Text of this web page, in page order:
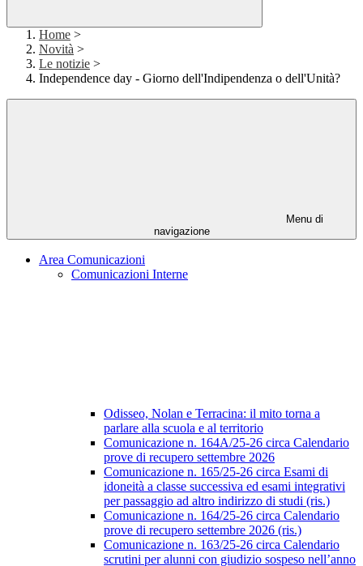
Home >
Novità >
Le notizie >
Independence day - Giorno dell'Indipendenza o dell'Unità?
Menu di
navigazione
Area Comunicazioni
Comunicazioni Interne
Odisseo, Nolan e Terracina: il mito torna a
parlare alla scuola e al territorio
Comunicazione n. 164A/25-26 circa Calendario
prove di recupero settembre 2026
Comunicazione n. 165/25-26 circa Esami di
idoneità a classe successiva ed esami integrativi
per passaggio ad altro indirizzo di studi (ris.)
Comunicazione n. 164/25-26 circa Calendario
prove di recupero settembre 2026 (ris.)
Comunicazione n. 163/25-26 circa Calendario
scrutini per alunni con giudizio sospeso nell’anno